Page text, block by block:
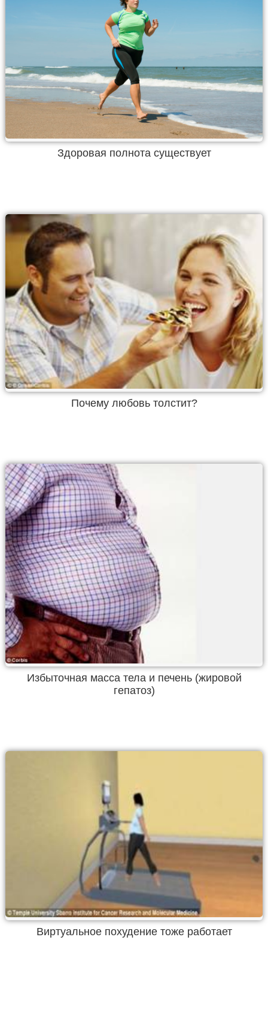
Здоровая полнота существует
Почему любовь толстит?
Избыточная масса тела и печень (жировой
гепатоз)
Виртуальное похудение тоже работает